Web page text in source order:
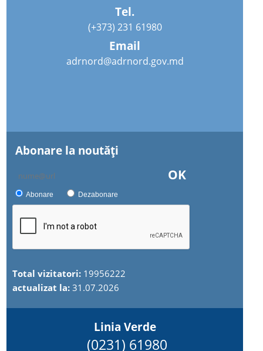
Tel.
(+373) 231 61980
Email
adrnord@adrnord.gov.md
Abonare la noutăţi
OK
Abonare Dezabonare
Total vizitatori: 19956222
actualizat la:31.07.2026
Linia Verde
(0231) 61980